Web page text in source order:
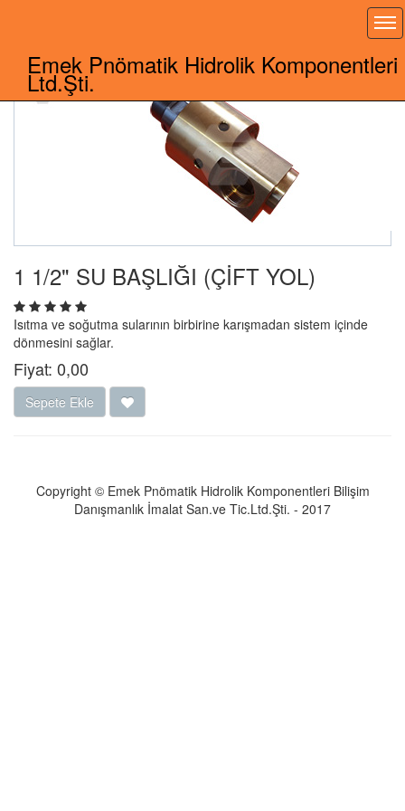
Emek Pnömatik Hidrolik Komponentleri
Ltd.Şti.
1 1/2" SU BAŞLIĞI (ÇİFT YOL)
Isıtma ve soğutma sularının birbirine karışmadan sistem içinde
dönmesini sağlar.
Fiyat: 0,00
Sepete Ekle
Copyright © Emek Pnömatik Hidrolik Komponentleri Bilişim
Danışmanlık İmalat San.ve Tic.Ltd.Şti. - 2017